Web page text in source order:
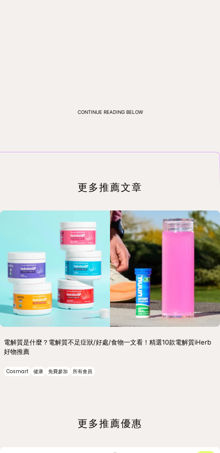
CONTINUE READING BELOW
更多推薦文章
電解質是什麼？電解質不足症狀/好處/食物一文看！精選10款電解質iHerb
好物推薦
Cosmart 健康 免費參加 所有會員
更多推薦優惠